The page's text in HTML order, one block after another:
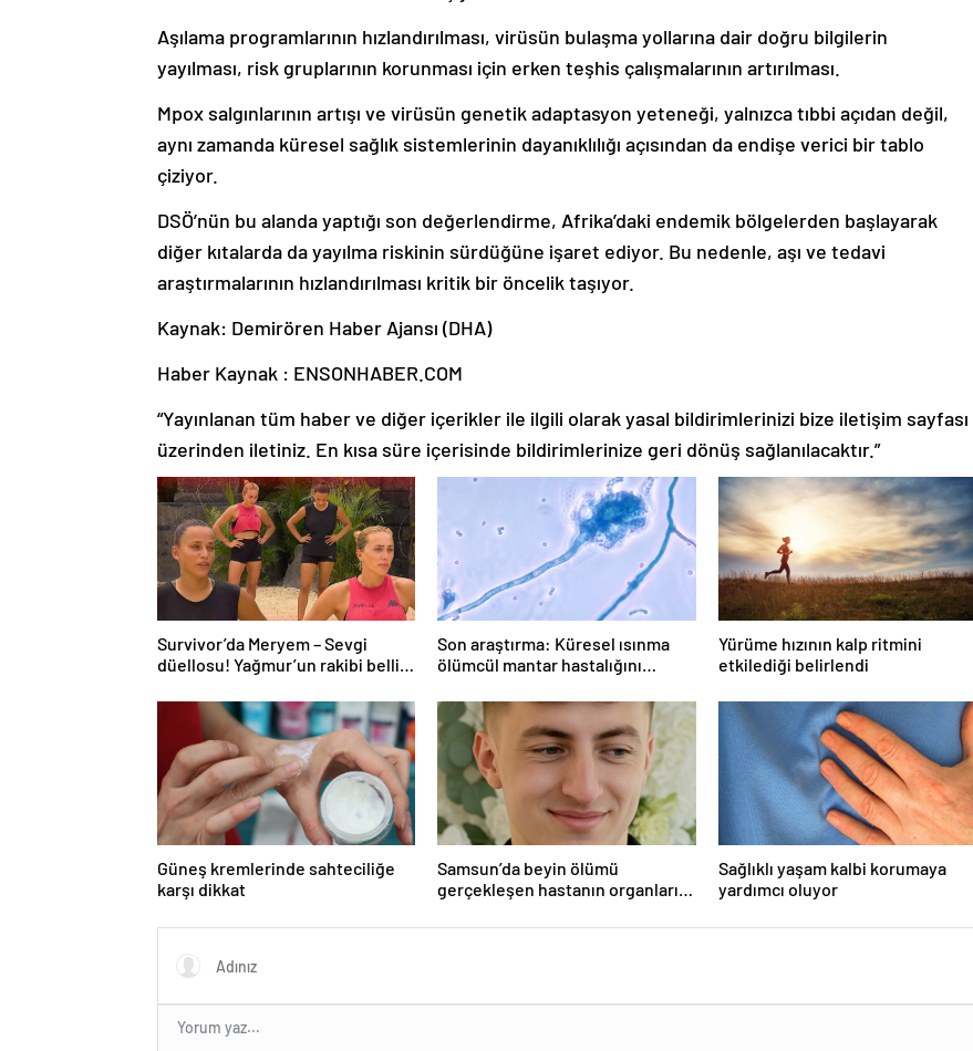
Aşılama programlarının hızlandırılması, virüsün bulaşma yollarına dair doğru bilgilerin
yayılması, risk gruplarının korunması için erken teşhis çalışmalarının artırılması.
Mpox salgınlarının artışı ve virüsün genetik adaptasyon yeteneği, yalnızca tıbbi açıdan değil,
aynı zamanda küresel sağlık sistemlerinin dayanıklılığı açısından da endişe verici bir tablo
çiziyor.
DSÖ’nün bu alanda yaptığı son değerlendirme, Afrika’daki endemik bölgelerden başlayarak
diğer kıtalarda da yayılma riskinin sürdüğüne işaret ediyor. Bu nedenle, aşı ve tedavi
araştırmalarının hızlandırılması kritik bir öncelik taşıyor.
Kaynak: Demirören Haber Ajansı (DHA)
Haber Kaynak : ENSONHABER.COM
“Yayınlanan tüm haber ve diğer içerikler ile ilgili olarak yasal bildirimlerinizi bize iletişim sayfası
üzerinden iletiniz. En kısa süre içerisinde bildirimlerinize geri dönüş sağlanılacaktır.”
Survivor’da Meryem – Sevgi
düellosu! Yağmur’un rakibi belli
Son araştırma: Küresel ısınma
ölümcül mantar hastalığını
Yürüme hızının kalp ritmini
etkilediği belirlendi
Güneş kremlerinde sahteciliğe
karşı dikkat
Samsun’da beyin ölümü
gerçekleşen hastanın organları
Sağlıklı yaşam kalbi korumaya
yardımcı oluyor